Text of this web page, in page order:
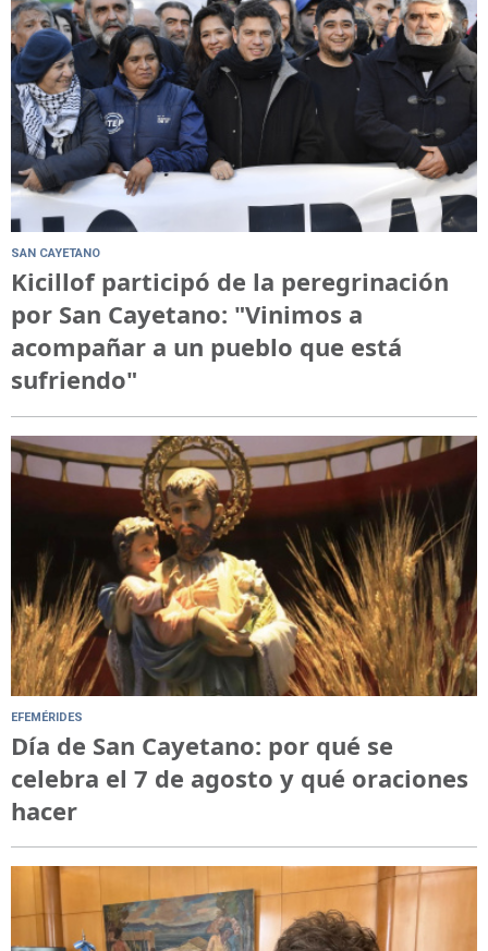
SAN CAYETANO
Kicillof participó de la peregrinación
por San Cayetano: "Vinimos a
acompañar a un pueblo que está
sufriendo"
EFEMÉRIDES
Día de San Cayetano: por qué se
celebra el 7 de agosto y qué oraciones
hacer